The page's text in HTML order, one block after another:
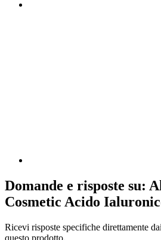
Domande e risposte su:
Cosmetic Acido
Ricevi risposte specifiche direttamente
questo prodotto.